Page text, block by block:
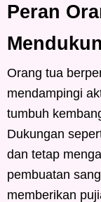
Peran
Orang tua
mendampingi
tumbuh
Dukungan
dan tetap
pembuatan
memberikan